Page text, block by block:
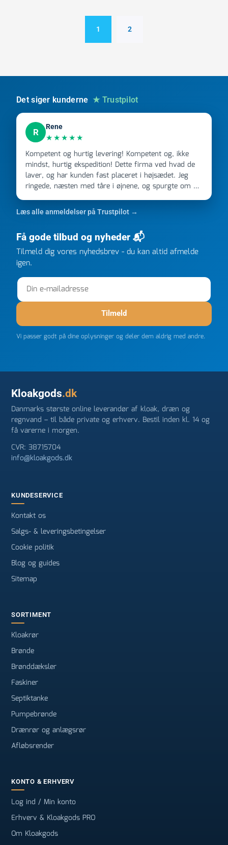
500mm
1 2
Det siger kunderne ★ Trustpilot
R
Rene
★★★★★
Kompetent og hurtig levering! Kompetent og, ikke
mindst, hurtig ekspedition! Dette firma ved hvad de
laver, og har kunden fast placeret i højsædet. Jeg
ringede, næsten med tåre i øjnene, og spurgte om de
kunne overholde en 2 måneder gammel aftale. Jeg
ringede onsdag kl 16, og min store ordre kom dagen
efter kl 6.45! Kan slet ikke få armene ned, og næste
gang jeg skal bruge noget, vil jeg ringe til dem
FØRST. De varmeste og venligste hilsner fra Rene
Læs alle anmeldelser på Trustpilot →
Få gode tilbud og nyheder 📬
Tilmeld dig vores nyhedsbrev - du kan altid afmelde
igen.
Tilmeld
Vi passer godt på dine oplysninger og deler dem aldrig med andre.
Kloakgods.dk
Danmarks største online leverandør af kloak, dræn og
regnvand – til både private og erhverv. Bestil inden kl. 14 og
få varerne i morgen.
CVR: 38715704
info@kloakgods.dk
KUNDESERVICE
Kontakt os
Salgs- & leveringsbetingelser
Cookie politik
Blog og guides
Sitemap
SORTIMENT
Kloakrør
Brønde
Brønddæksler
Faskiner
Septiktanke
Pumpebrønde
Drænrør og anlægsrør
Afløbsrender
KONTO & ERHVERV
Log ind / Min konto
Erhverv & Kloakgods PRO
Om Kloakgods